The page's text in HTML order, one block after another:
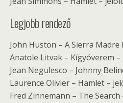
Legjobb rendező
John Huston – A Sierra Madre
Anatole Litvak – Kígyóverem
Jean Negulesco – Johnny
Laurence Olivier – Hamlet –
Fred Zinnemann – The